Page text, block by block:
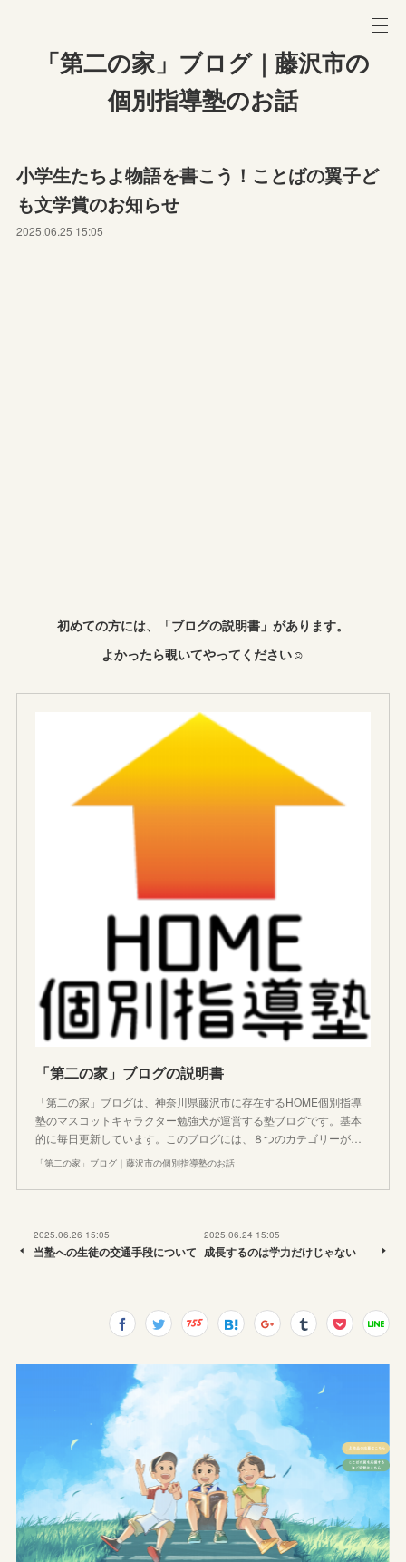
「第二の家」ブログ｜藤沢市の
個別指導塾のお話
小学生たちよ物語を書こう！ことばの翼子ど
も文学賞のお知らせ
2025.06.25 15:05
初めての方には、「ブログの説明書」があります。
よかったら覗いてやってください☺︎
「第二の家」ブログの説明書
「第二の家」ブログは、神奈川県藤沢市に存在するHOME個別指導
塾のマスコットキャラクター勉強犬が運営する塾ブログです。基本
的に毎日更新しています。このブログには、８つのカテゴリーが…
「第二の家」ブログ｜藤沢市の個別指導塾のお話
2025.06.26 15:05
当塾への生徒の交通手段について
2025.06.24 15:05
成長するのは学力だけじゃない